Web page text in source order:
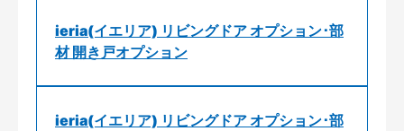
ieria(イエリア) リビングドア オプション･部
材 開き戸オプション
ieria(イエリア) リビングドア オプション･部